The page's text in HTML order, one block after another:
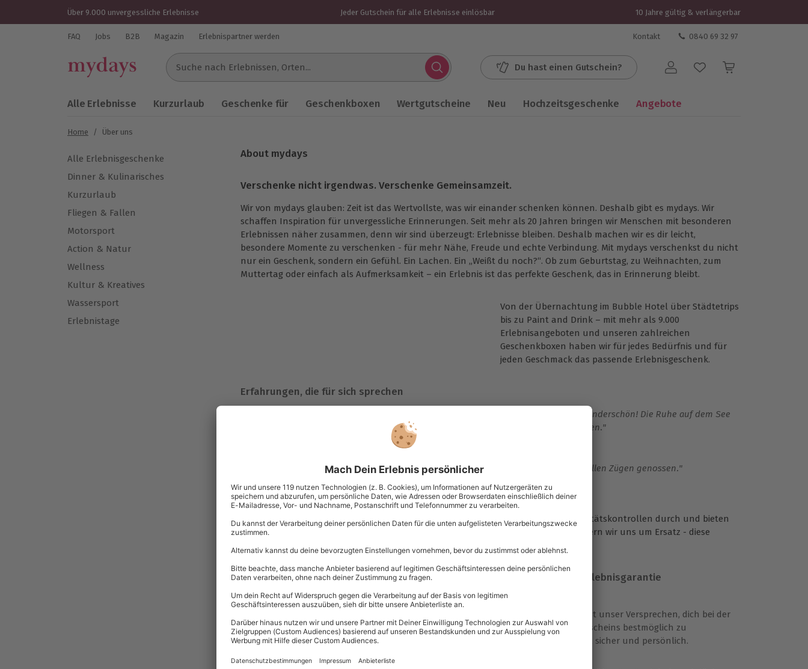
Über 9.000 unvergessliche Erlebnisse Jeder Gutschein für alle Erlebnisse einlösbar 10 Jahre gültig & verlängerbar
FAQ Jobs B2B Magazin Erlebnispartner werden Kontakt 0840 69 32 97
Suche nach Erlebnissen...
Du hast einen Gutschein? Benutzerkonto
Alle Erlebnisse Kurzurlaub Geschenke für Geschenkboxen Wertgutscheine Neu Hochzeitsgeschenke Angebote
Home / Über uns
Alle Erlebnisgeschenke
Dinner & Kulinarisches
Kurzurlaub
Fliegen & Fallen
Motorsport
Action & Natur
Wellness
Kultur & Kreatives
Wassersport
Erlebnistage
About mydays
Verschenke nicht irgendwas. Verschenke Gemeinsamzeit.
Wir von mydays glauben: Zeit ist das Wertvollste, was wir einander schenken können. Deshalb gibt es mydays. Wir
schaffen Inspiration für unvergessliche Erinnerungen. Seit mehr als 20 Jahren bringen wir Menschen mit besonderen
Erlebnissen näher zusammen, denn wir sind überzeugt: Erlebnisse bleiben. Deshalb machen wir es dir leicht,
besondere Momente zu verschenken - für mehr Nähe, Freude und echte Verbindung. Mit mydays verschenkst du nicht
nur ein Geschenk, sondern ein Gefühl. Ein Lachen. Ein „Weißt du noch?“. Ob zum Geburtstag, zu Weihnachten, zum
Muttertag oder einfach als Aufmerksamkeit – ein Erlebnis ist das perfekte Geschenk, das in Erinnerung bleibt.
Von der Übernachtung im Bubble Hotel über Städtetrips
bis zu Paint and Drink – mit mehr als 9.000
Erlebnisangeboten und unseren zahlreichen
Geschenkboxen haben wir für jedes Bedürfnis und für
jeden Geschmack das passende Erlebnisgeschenk.
Erfahrungen, die für sich sprechen
"Mein Mann und ich waren das erste Mal auf einem Segelschiff und es war wirklich wunderschön! Die Ruhe auf dem See
war herrlich, um (...) abzuschalten. Ein rundum super Abend, werde es weiterempfehlen."
"Das Schlafen im Baumhaus (...) ist ein Feeling der besonderen Art, wir haben es in vollen Zügen genossen."
⭐⭐⭐⭐⭐ – Mareike K.
Wir arbeiten mit tausenden Erlebnispartnern zusammen, führen regelmäßige Qualitätskontrollen durch und bieten
maximale Flexibilität bei der Einlösung. Sollte ein Anbieter einmal ausfallen, kümmern wir uns um Ersatz - diese
Sicherheit ist ein wesentlicher Vorteil gegenüber Direktbuchungen.
Ein Gutschein für 9.000 Erlebnisse: maximale Flexibilität mit der mydays Erlebnisgarantie
Die Erlebnisgarantie ist unser Versprechen, dich bei der
Einlösung deines Gutscheins bestmöglich zu
unterstützen: flexibel, sicher und persönlich.